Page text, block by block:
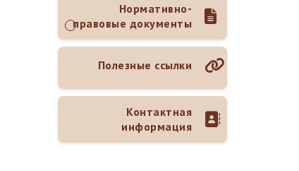
Нормативно-
правовые документы
Полезные ссылки
Контактная
информация